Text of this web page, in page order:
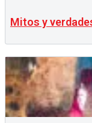
Mitos y